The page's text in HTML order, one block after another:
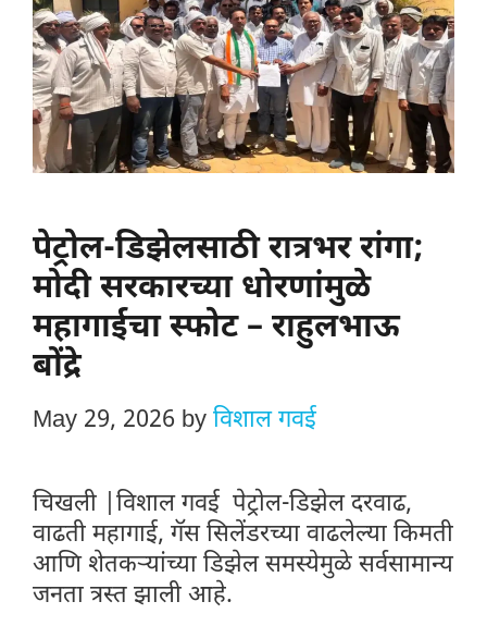
पेट्रोल-डिझेलसाठी रात्रभर रांगा;
मोदी सरकारच्या धोरणांमुळे
महागाईचा स्फोट – राहुलभाऊ
बोंद्रे
May 29, 2026 by विशाल गवई
चिखली |विशाल गवई पेट्रोल-डिझेल दरवाढ,
वाढती महागाई, गॅस सिलेंडरच्या वाढलेल्या किमती
आणि शेतकऱ्यांच्या डिझेल समस्येमुळे सर्वसामान्य
जनता त्रस्त झाली आहे.